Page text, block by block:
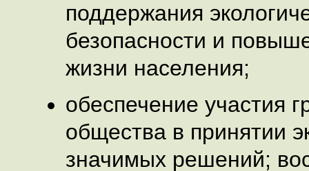
поддержания
безопасности и
жизни населения;
обеспечение участия
общества в принятии
значимых решений;